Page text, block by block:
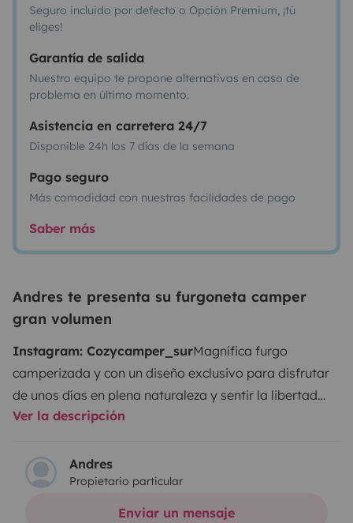
Seguro incluido por defecto o Opción Premium, ¡tú
eliges!
Garantía de salida
Nuestro equipo te propone alternativas en caso de
problema en último momento.
Asistencia en carretera 24/7
Disponible 24h los 7 días de la semana
Pago seguro
Más comodidad con nuestras facilidades de pago
Saber más
Andres te presenta su furgoneta camper
gran volumen
Instagram: Cozycamper_surMagnífica furgo
camperizada y con un diseño exclusivo para disfrutar
de unos días en plena naturaleza y sentir la libertad
que necesitas. Paz, relax y diversión en el lugar que tú
comodidades.Dispone de todo lo necesario para hacer
de tú viaje un momento único.
cómoda cuenta con todo lo necesario e indispensable.
Ver la descripción
Andres
Propietario particular
Enviar un mensaje